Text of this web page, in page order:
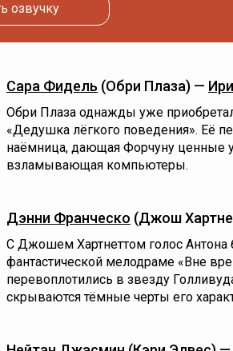
озвучку
Сара Фидель (Обри Плаза) —
Обри Плаза однажды уже
«Дедушка лёгкого поведения». Её
наёмница, дающая Форчуну ценные
взламывающая компьютеры.
Дэнни Франческо (Джош
С Джошем Хартнеттом голос Антона
фантастической мелодраме «Вне
перевоплотились в звезду
скрываются тёмные черты его